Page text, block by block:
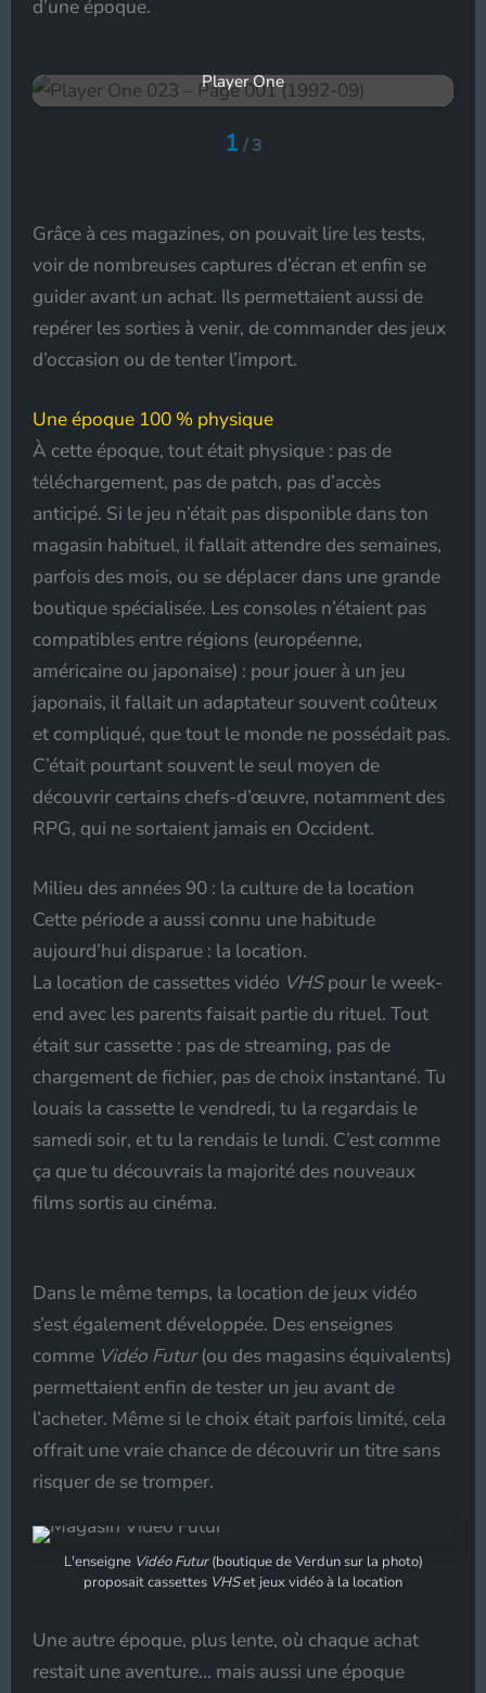
d’une époque.
Player One
1 / 3
Grâce à ces magazines, on pouvait lire les tests,
voir de nombreuses captures d’écran et enfin se
guider avant un achat. Ils permettaient aussi de
repérer les sorties à venir, de commander des jeux
d’occasion ou de tenter l’import.
Une époque 100 % physique
À cette époque, tout était physique : pas de
téléchargement, pas de patch, pas d’accès
anticipé. Si le jeu n’était pas disponible dans ton
magasin habituel, il fallait attendre des semaines,
parfois des mois, ou se déplacer dans une grande
boutique spécialisée. Les consoles n’étaient pas
compatibles entre régions (européenne,
américaine ou japonaise) : pour jouer à un jeu
japonais, il fallait un adaptateur souvent coûteux
et compliqué, que tout le monde ne possédait pas.
C’était pourtant souvent le seul moyen de
découvrir certains chefs-d’œuvre, notamment des
RPG, qui ne sortaient jamais en Occident.
Milieu des années 90 : la culture de la location
Cette période a aussi connu une habitude
aujourd’hui disparue : la location.
La location de cassettes vidéo VHSpour le week-
end avec les parents faisait partie du rituel. Tout
était sur cassette : pas de streaming, pas de
chargement de fichier, pas de choix instantané. Tu
louais la cassette le vendredi, tu la regardais le
samedi soir, et tu la rendais le lundi. C’est comme
ça que tu découvrais la majorité des nouveaux
films sortis au cinéma.
Dans le même temps, la location de jeux vidéo
s’est également développée. Des enseignes
comme Vidéo Futur(ou des magasins équivalents)
permettaient enfin de tester un jeu avant de
l’acheter. Même si le choix était parfois limité, cela
offrait une vraie chance de découvrir un titre sans
risquer de se tromper.
L'enseigne Vidéo Futur(boutique de Verdun sur la photo)
proposait cassettes VHSet jeux vidéo à la location
Une autre époque, plus lente, où chaque achat
restait une aventure… mais aussi une époque